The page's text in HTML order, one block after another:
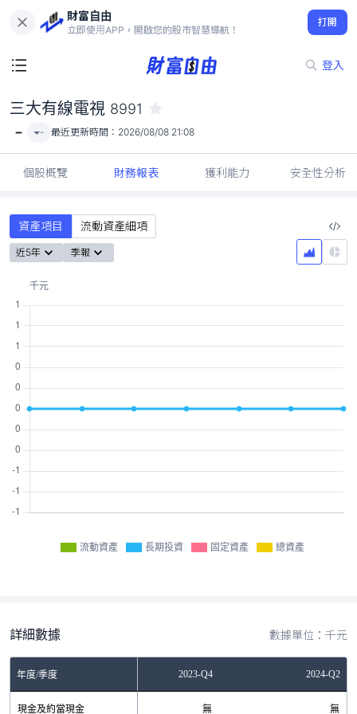
財富自由
立即使用APP，開啟您的股市智慧導航！
打開
登入
-
三大有線電視 8991
- - 最近更新時間： 2026/08/08 21:08
個股概覽 財務報表 獲利能力 安全性分析
資產項目 流動資產細項
近5年 季報
流動資產 長期投資 固定資產 總資產
詳細數據 數據單位：千元
年度/季度2023-Q2 2023-Q4 2024-Q2
現金及約當現金
無 無 無